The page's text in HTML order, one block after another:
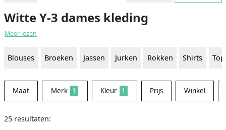
Witte Y-3 dames kleding
Meer lezen
Blouses Broeken Jassen Jurken Rokken Shirts
Maat Merk 1 Kleur 1 Prijs Winkel
25 resultaten: